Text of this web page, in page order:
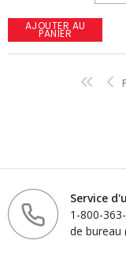
AJOUTER AU
PANIER
Service
1-800-
de bureau